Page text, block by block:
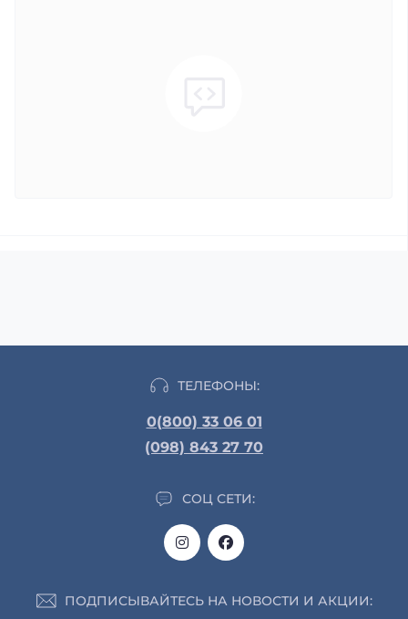
ТЕЛЕФОНЫ:
0(800) 33 06 01
(098) 843 27 70
СОЦ СЕТИ:
ПОДПИСЫВАЙТЕСЬ НА НОВОСТИ И АКЦИИ: